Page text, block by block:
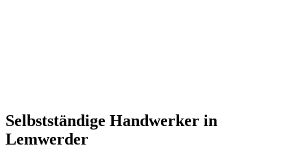
Selbstständige Handwerker in
Lemwerder